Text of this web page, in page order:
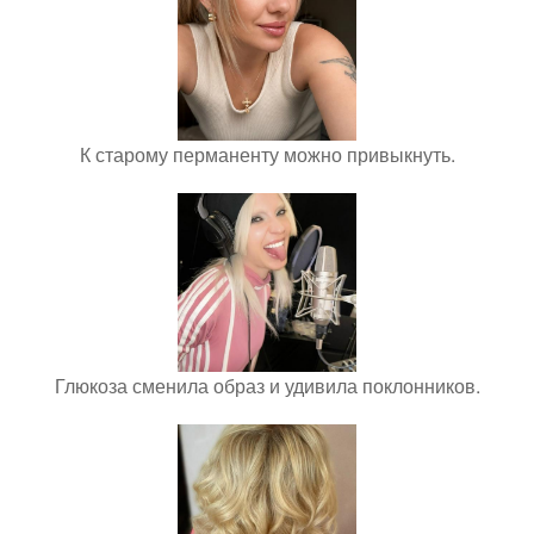
К старому перманенту можно привыкнуть.
Глюкоза сменила образ и удивила поклонников.